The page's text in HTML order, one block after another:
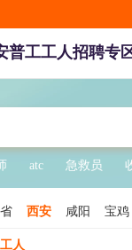
普工工人招聘专
atc 急救员
西安 咸阳 宝鸡
人